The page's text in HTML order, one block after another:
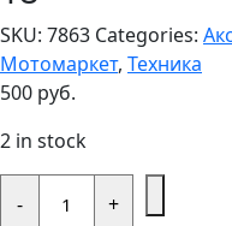
SKU: 7863 Categories:
Мотомаркет, Техника
500 руб.
2 in stock
-
Антибуксатор
+